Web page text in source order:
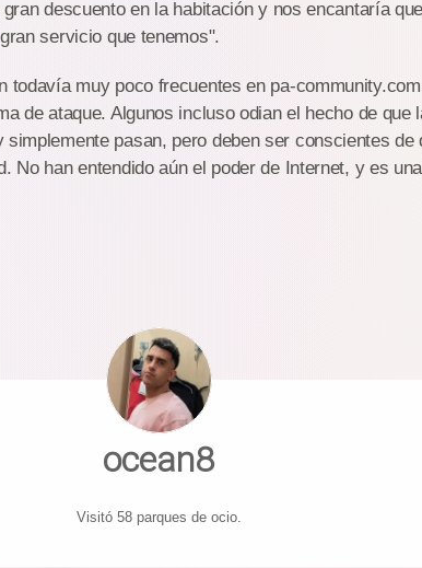
descuento en la habitación y nos encantaría
servicio que tenemos".
todavía muy poco frecuentes en pa-
de ataque. Algunos incluso odian el hecho de que
pasan, pero deben ser conscientes de
No han entendido aún el poder de Internet, y es
ocean8
Visitó 58 parques de ocio.